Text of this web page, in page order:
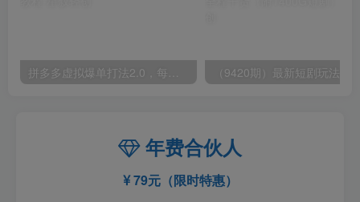
年费合伙人
79元（限时特惠）